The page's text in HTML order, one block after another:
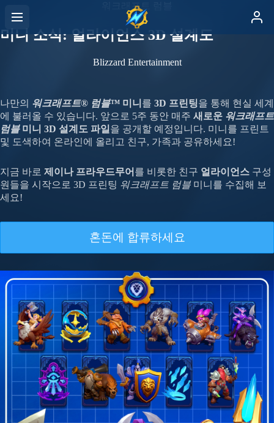
워크래프트 럼블
미니 소식: 얼라이언스 3D 설계도
Blizzard Entertainment
나만의 워크래프트® 럼블™ 미니 를 3D 프린팅을 통해 현실 세계
에 불러올 수 있습니다. 앞으로 5주 동안 매주 새로운 워크래프트
럼블미니 3D 설계도 파일 을 공개할 예정입니다. 미니를 프린트
및 도색하여 온라인에 올리고 친구, 가족과 공유하세요!
지금 바로 제이나 프라우드무어 를 비롯한 친구 얼라이언스 구성
원들을 시작으로 3D 프린팅 워크래프트 럼블미니를 수집해 보
세요!
혼돈에 합류하세요